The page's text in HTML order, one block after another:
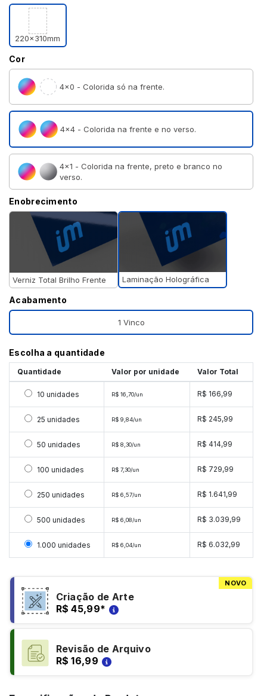
220x310mm
Cor
4×0 - Colorida só na frente.
4×4 - Colorida na frente e no verso.
4×1 - Colorida na frente, preto e branco no
verso.
Enobrecimento
Verniz Total Brilho Frente Laminação Holográfica
Acabamento
1 Vinco
Escolha a quantidade
Quantidade Valor por unidade Valor Total
Selecionar 10 unidades
10 unidades R$ 16,70/un R$ 166,99
Selecionar 25 unidades
25 unidades R$ 9,84/un R$ 245,99
Selecionar 50 unidades
50 unidades R$ 8,30/un R$ 414,99
Selecionar 100 unidades
100 unidades R$ 7,30/un R$ 729,99
Selecionar 250 unidades
250 unidades R$ 6,57/un R$ 1.641,99
Selecionar 500 unidades
500 unidades R$ 6,08/un R$ 3.039,99
Selecionar 1000 unidades
1.000 unidades R$ 6,04/un R$ 6.032,99
NOVO
Criação de Arte
R$ 45,99*
Revisão de Arquivo
R$ 16,99